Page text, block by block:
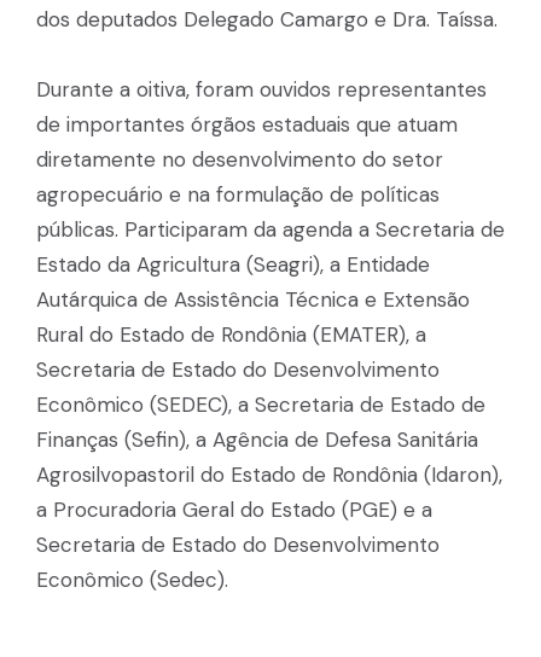
dos deputados Delegado Camargo e Dra. Taíssa.
Durante a oitiva, foram ouvidos representantes
de importantes órgãos estaduais que atuam
diretamente no desenvolvimento do setor
agropecuário e na formulação de políticas
públicas. Participaram da agenda a Secretaria de
Estado da Agricultura (Seagri), a Entidade
Autárquica de Assistência Técnica e Extensão
Rural do Estado de Rondônia (EMATER), a
Secretaria de Estado do Desenvolvimento
Econômico (SEDEC), a Secretaria de Estado de
Finanças (Sefin), a Agência de Defesa Sanitária
Agrosilvopastoril do Estado de Rondônia (Idaron),
a Procuradoria Geral do Estado (PGE) e a
Secretaria de Estado do Desenvolvimento
Econômico (Sedec).